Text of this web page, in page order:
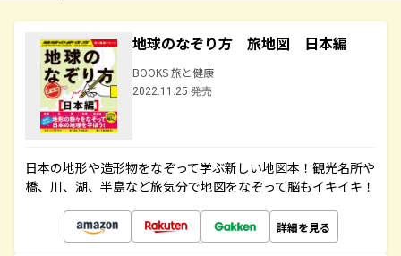
地球のなぞり方 旅地図 日本編
BOOKS 旅と健康
2022.11.25 発売
日本の地形や造形物をなぞって学ぶ新しい地図本！観光名所や
橋、川、湖、半島など旅気分で地図をなぞって脳もイキイキ！
詳細を見る